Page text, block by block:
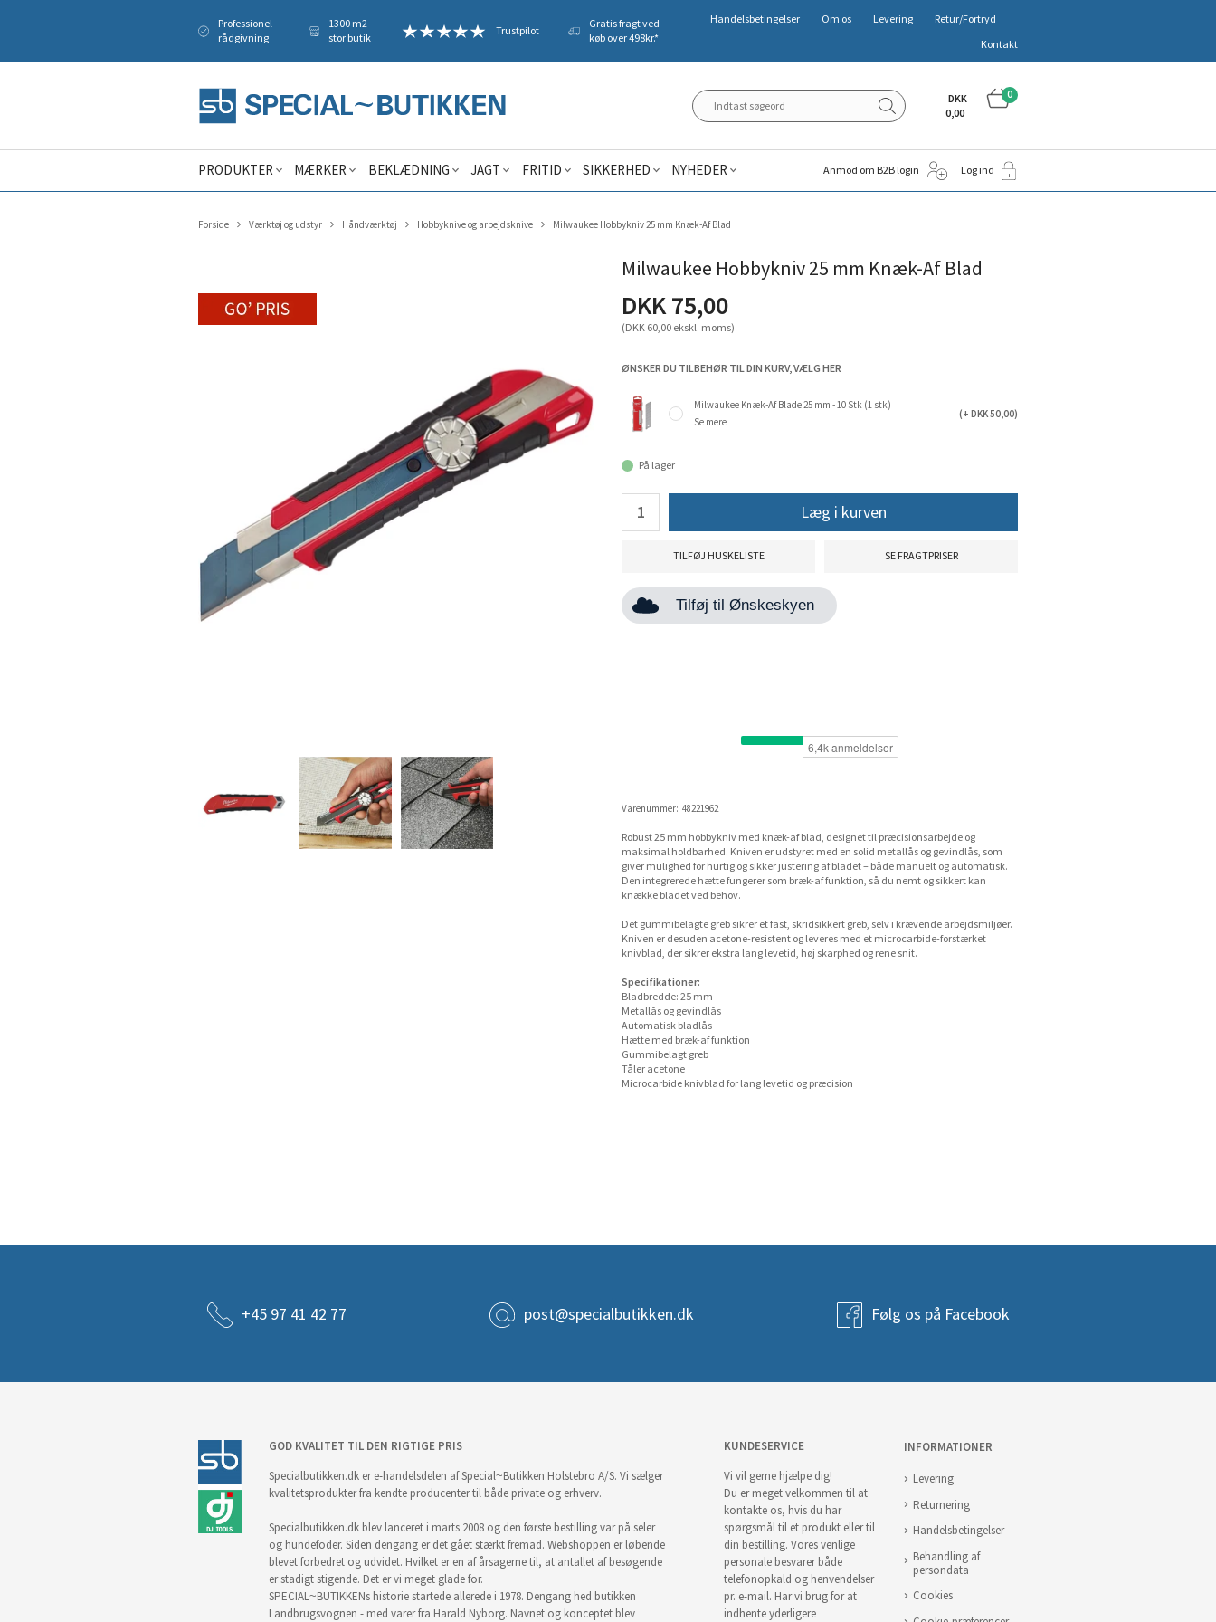
Professionel
rådgivning
1300 m2
stor butik
Trustpilot
Gratis fragt ved
køb over 498kr.*
Handelsbetingelser Om os Levering
Retur/Fortryd
Kontakt
0
DKK
0,00
PRODUKTER MÆRKER BEKLÆDNING JAGT FRITID SIKKERHED NYHEDER Anmod om B2B login Log ind
Forside Værktøj og udstyr Håndværktøj Hobbyknive og arbejdsknive Milwaukee Hobbykniv 25 mm Knæk-Af Blad
Milwaukee Hobbykniv 25 mm Knæk-Af Blad
DKK 75,00
(DKK 60,00 ekskl. moms)
ØNSKER DU TILBEHØR TIL DIN KURV, VÆLG HER
Milwaukee Knæk-Af Blade 25 mm - 10 Stk (1 stk)
Se mere
(+ DKK 50,00)
På lager
Læg i kurven
TILFØJ HUSKELISTE SE FRAGTPRISER
Tilføj til Ønskeskyen
Varenummer: 48221962
Robust 25 mm hobbykniv med knæk-af blad, designet til præcisionsarbejde og
maksimal holdbarhed. Kniven er udstyret med en solid metallås og gevindlås, som
giver mulighed for hurtig og sikker justering af bladet – både manuelt og automatisk.
Den integrerede hætte fungerer som bræk-af funktion, så du nemt og sikkert kan
knække bladet ved behov.
Det gummibelagte greb sikrer et fast, skridsikkert greb, selv i krævende arbejdsmiljøer.
Kniven er desuden acetone-resistent og leveres med et microcarbide-forstærket
knivblad, der sikrer ekstra lang levetid, høj skarphed og rene snit.
Specifikationer:
Bladbredde: 25 mm
Metallås og gevindlås
Automatisk bladlås
Hætte med bræk-af funktion
Gummibelagt greb
Tåler acetone
Microcarbide knivblad for lang levetid og præcision
+45 97 41 42 77 post@specialbutikken.dk Følg os på Facebook
GOD KVALITET TIL DEN RIGTIGE PRIS
Specialbutikken.dk er e-handelsdelen af Special~Butikken Holstebro A/S. Vi sælger
kvalitetsprodukter fra kendte producenter til både private og erhverv.
Specialbutikken.dk blev lanceret i marts 2008 og den første bestilling var på seler
og hundefoder. Siden dengang er det gået stærkt fremad. Webshoppen er løbende
blevet forbedret og udvidet. Hvilket er en af årsagerne til, at antallet af besøgende
er stadigt stigende. Det er vi meget glade for.
SPECIAL~BUTIKKENs historie startede allerede i 1978. Dengang hed butikken
Landbrugsvognen - med varer fra Harald Nyborg. Navnet og konceptet blev
KUNDESERVICE
Vi vil gerne hjælpe dig!
Du er meget velkommen til at
kontakte os, hvis du har
spørgsmål til et produkt eller til
din bestilling. Vores venlige
personale besvarer både
telefonopkald og henvendelser
pr. e-mail. Har vi brug for at
indhente yderligere
INFORMATIONER
Levering
Returnering
Handelsbetingelser
Behandling af
persondata
Cookies